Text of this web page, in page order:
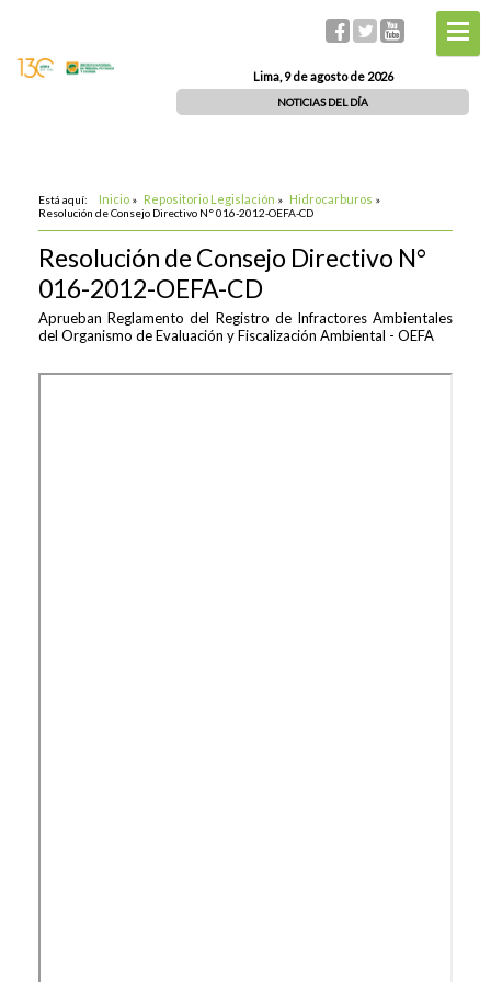
Lima, 9 de agosto de 2026
NOTICIAS DEL DÍA
Está aquí: Inicio » Repositorio Legislación » Hidrocarburos »
Resolución de Consejo Directivo N° 016-2012-OEFA-CD
Resolución de Consejo Directivo N°
016-2012-OEFA-CD
Aprueban Reglamento del Registro de Infractores Ambientales
del Organismo de Evaluación y Fiscalización Ambiental - OEFA